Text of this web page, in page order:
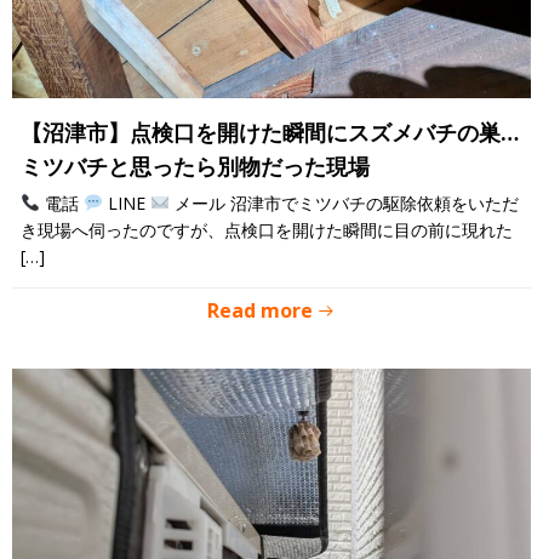
【沼津市】点検口を開けた瞬間にスズメバチの巣…
ミツバチと思ったら別物だった現場
電話 LINE
メール 沼津市でミツバチの駆除依頼をいただ
き現場へ伺ったのですが、点検口を開けた瞬間に目の前に現れた
[…]
Read more